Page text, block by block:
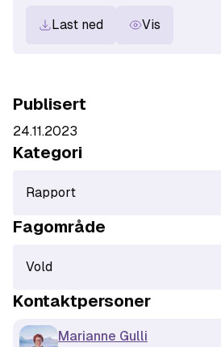
Last ned Vis
Publisert
24.11.2023
Kategori
Rapport
Fagområde
Vold
Kontaktpersoner
Marianne Gulli